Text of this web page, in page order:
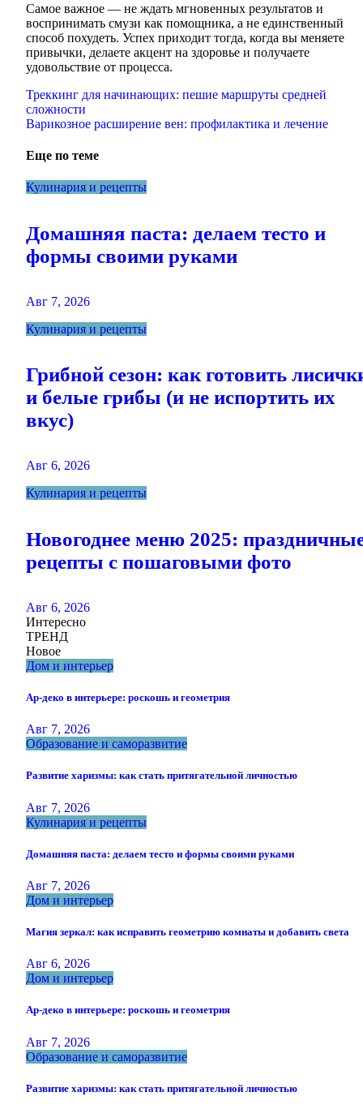
Самое важное — не ждать мгновенных результатов и
воспринимать смузи как помощника, а не единственный
способ похудеть. Успех приходит тогда, когда вы меняете
привычки, делаете акцент на здоровье и получаете
удовольствие от процесса.
Навигация
по
Треккинг для начинающих: пешие маршруты средней
сложности
Варикозное расширение вен: профилактика и лечение
Еще по теме
Кулинария и рецепты
Домашняя паста: делаем тесто и
формы своими руками
Авг 7, 2026
Кулинария и рецепты
Грибной сезон: как готовить
и белые грибы (и не испортить их
вкус)
Авг 6, 2026
Кулинария и рецепты
Новогоднее меню 2025:
рецепты с пошаговыми фото
Авг 6, 2026
Интересно
ТРЕНД
Новое
Дом и интерьер
Ар-деко в интерьере: роскошь и геометрия
Авг 7, 2026
Образование и саморазвитие
Развитие харизмы: как стать притягательной личностью
Авг 7, 2026
Кулинария и рецепты
Домашняя паста: делаем тесто и формы своими руками
Авг 7, 2026
Дом и интерьер
Магия зеркал: как исправить геометрию комнаты и добавить света
Авг 6, 2026
Дом и интерьер
Ар-деко в интерьере: роскошь и геометрия
Авг 7, 2026
Образование и саморазвитие
Развитие харизмы: как стать притягательной личностью